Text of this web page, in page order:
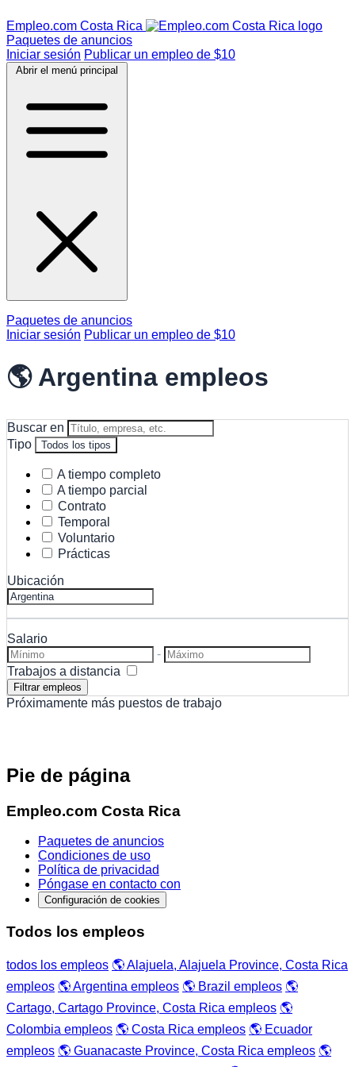
Empleo.com Costa Rica
Paquetes de anuncios
Iniciar sesión Publicar un empleo de $10
Abrir el menú principal
Paquetes de anuncios
Iniciar sesión Publicar un empleo de $10
🌎 Argentina empleos
Buscar en
Tipo
Todos los tipos
A tiempo completo
A tiempo parcial
Contrato
Temporal
Voluntario
Prácticas
Ubicación
Salario
-
Trabajos a distancia
Próximamente más puestos de trabajo
Pie de página
Empleo.com Costa Rica
Paquetes de anuncios
Condiciones de uso
Política de privacidad
Póngase en contacto con
Configuración de cookies
Todos los empleos
todos los empleos 🌎 Alajuela, Alajuela Province, Costa Rica
empleos 🌎 Argentina empleos 🌎 Brazil empleos 🌎
Cartago, Cartago Province, Costa Rica empleos 🌎
Colombia empleos 🌎 Costa Rica empleos 🌎 Ecuador
empleos 🌎 Guanacaste Province, Costa Rica empleos 🌎